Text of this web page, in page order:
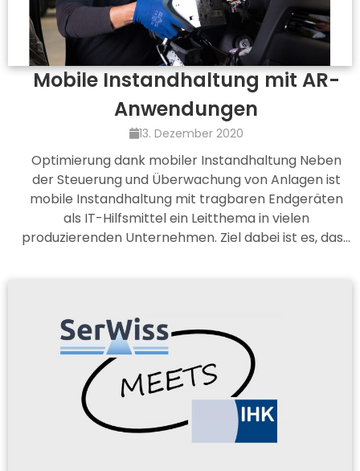
Mobile Instandhaltung mit AR-
Anwendungen
13. Dezember 2020
Optimierung dank mobiler Instandhaltung Neben
der Steuerung und Überwachung von Anlagen ist
mobile Instandhaltung mit tragbaren Endgeräten
als IT-Hilfsmittel ein Leitthema in vielen
produzierenden Unternehmen. Ziel dabei ist es, das…